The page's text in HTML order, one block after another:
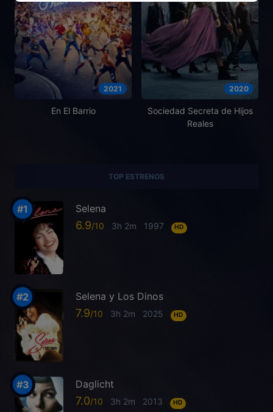
2021
En El Barrio
2020
Sociedad Secreta de Hijos
Reales
TOP ESTRENOS
Selena
6.9 3h 2m 1997 HD
Selena y Los Dinos
7.9 3h 2m 2025 HD
Daglicht
7.0 3h 2m 2013 HD